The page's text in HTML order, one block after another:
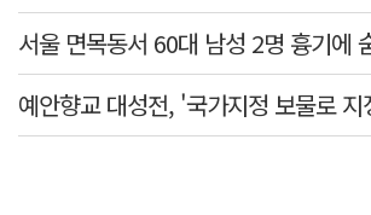
예안향교 대성전, '국가지정 보물로 지